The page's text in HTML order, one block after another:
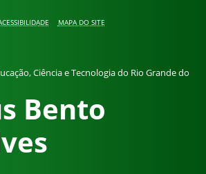
MAPA DO SITE
Ciência e Tecnologia do Rio Grande do
Bento